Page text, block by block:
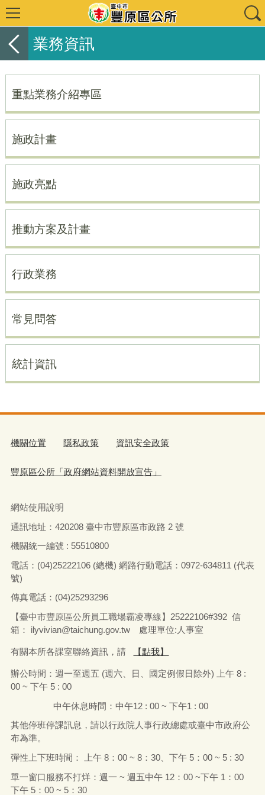
業務資訊
重點業務介紹專區
施政計畫
施政亮點
推動方案及計畫
行政業務
常見問答
統計資訊
機關位置 隱私政策 資訊安全政策
豐原區公所「政府網站資料開放宣告」
網站使用說明
通訊地址： 420208 臺中市豐原區市政路 2 號
機關統一編號 : 55510800
電話： (04)25222106 (總機) 網路行動電話： 0972-634811 (代表
號)
傳真電話： (04)25293296
【臺中市豐原區公所員工職場霸凌專線】25222106#392 信
箱： ilyvivian@taichung.gov.tw處理單位:人事室
有關本所各課室聯絡資訊，請 【點我】
辦公時間： 週一至週五 (週六、日、國定例假日除外) 上午8 :
00 ~ 下午5 : 00
中午休息時間：中午12 : 00 ~ 下午1 : 00
其他停班停課訊息，請以行政院人事行政總處或臺中市政府公
布為準。
彈性上下班時間： 上午8： 00 ~ 8： 30、下午5： 00 ~ 5 : 30
單一窗口服務不打烊：週一 ~ 週五中午12： 00 ~下午1 ： 00
下午5： 00 ~ 5： 30